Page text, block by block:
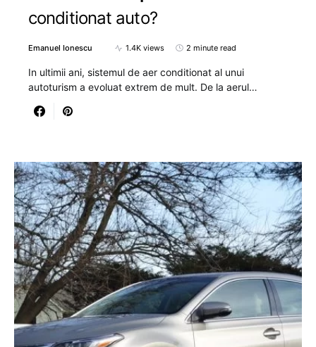
conditionat auto?
Emanuel Ionescu 1.4K views 2 minute read
In ultimii ani, sistemul de aer conditionat al unui
autoturism a evoluat extrem de mult. De la aerul…